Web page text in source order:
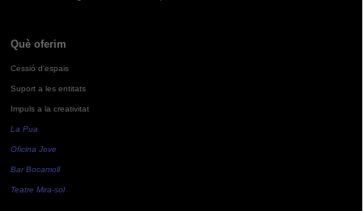
Què oferim
Cessió d'espais
Suport a les entitats
Impuls a la creativitat
La Pua
Oficina Jove
Bar Bocamoll
Teatre Mira-sol